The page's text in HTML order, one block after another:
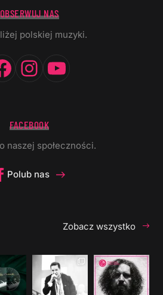
OBSERWUJ NAS
polskiej muzyki.
Facebook
Instagram
FACEBOOK
naszej społeczności.
Polub nas
Zobacz wszystko